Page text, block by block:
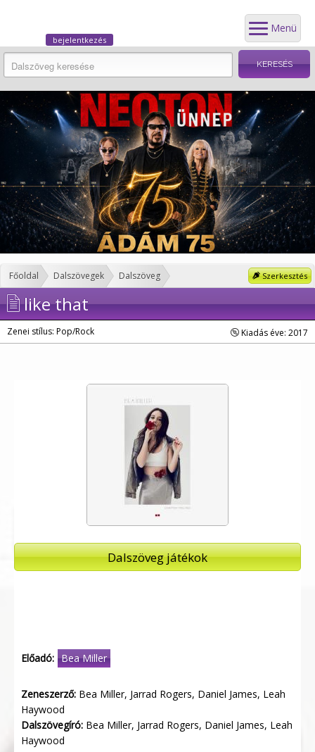
Menü
bejelentkezés
Szerkesztés
Főoldal Dalszövegek Dalszöveg
like that
Zenei stílus: Pop/Rock Kiadás éve: 2017
Dalszöveg játékok
Előadó: Bea Miller
Zeneszerző: Bea Miller, Jarrad Rogers, Daniel James, Leah
Haywood
Dalszövegíró: Bea Miller, Jarrad Rogers, Daniel James, Leah
Haywood